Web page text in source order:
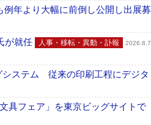
年より大幅に前倒し公開し出展募
が就任 人事・移転・異動・訃報
2026.8.7
システム 従来の印刷工程にデジタ
具フェア」を東京ビッグサイトで